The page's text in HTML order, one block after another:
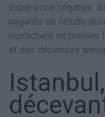
expérience négative.
négatifs de l’étude
reprochent en premier
et des dépenses